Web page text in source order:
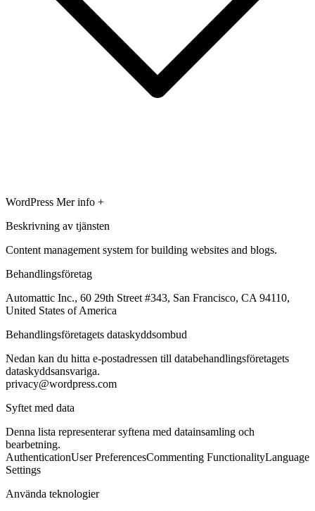
WordPress Mer info +
Beskrivning av tjänsten
Content management system for building websites and blogs.
Behandlingsföretag
Automattic Inc., 60 29th Street #343, San Francisco, CA 94110,
United States of America
Behandlingsföretagets dataskyddsombud
Nedan kan du hitta e-postadressen till databehandlingsföretagets
dataskyddsansvariga.
privacy@wordpress.com
Syftet med data
Denna lista representerar syftena med datainsamling och
bearbetning.
AuthenticationUser PreferencesCommenting FunctionalityLanguage
Settings
Använda teknologier